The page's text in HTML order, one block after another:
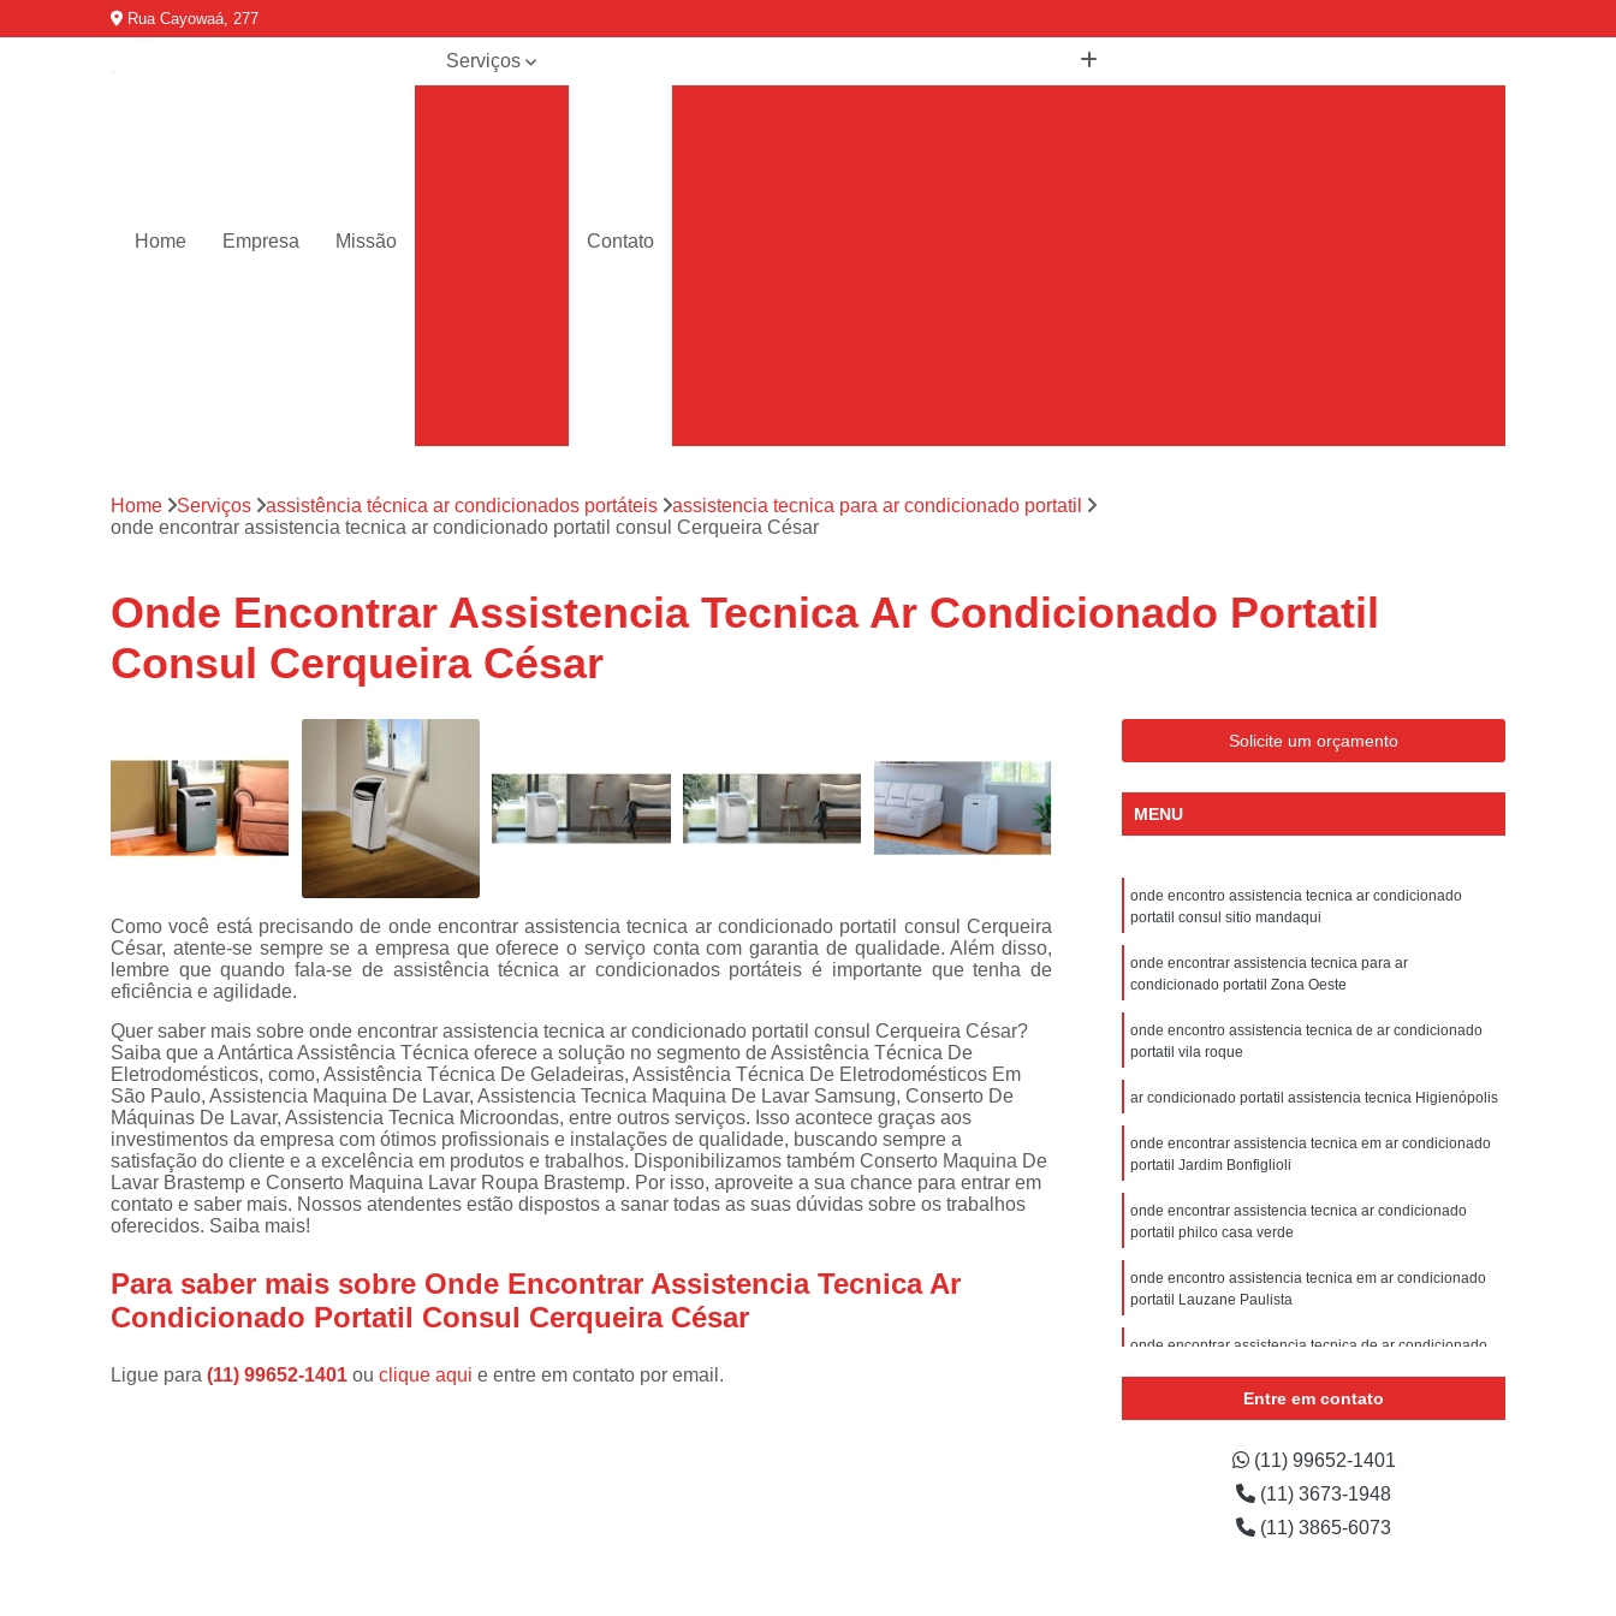
Rua Cayowaá, 277
Home Empresa Missão
Serviços
refrigeradores
técnica de
secadoras
fogão
Assistências
técnicas de
lavar
Consertos de
adega
Consertos de
expositoras
Instalação de
Instalação de
máquinas de
lavar roupa
Instalações de
lava e seca
Manutenções
de fogão
Contato
Assistencia Tecnica Ar Condicionado Portatil
Assistencia Tecnica Ar Condicionado Portatil Philco
Assistencia Tecnica de Ar Condicionado Portatil Philco
Assistencia Tecnica em Ar Condicionado Portatil
Assistencia Tecnica para Ar Condicionado Portatil
Assistencia Tecnica de Geladeira Electrolux
Assistencia Tecnica Electrolux Geladeira
Assistencia Tecnica Geladeira Electrolux
Assistencia Tecnica Resfriar Geladeira
Electrolux Assistencia Tecnica Geladeira
Electrolux Geladeira Assistencia Tecnica
Geladeira Assistencia Tecnica
Assistencia Tecnica de Refrigerador Electrolux
Assistencia Tecnica Electrolux Refrigerador
Assistencia Tecnica Refrigerador
Assistencia Tecnica Refrigerador com Defeito
Assistencia Tecnica Refrigerador com Problema
Assistencia Tecnica Refrigerador Electrolux
Assistencia Tecnica Refrigerador Não Liga
Refrigerador Assistencia Tecnica
Refrigerador Electrolux Assistencia Tecnica
Assistencia Tecnica Maquina Secadora de Roupa
Assistencia Tecnica para Secadora
Assistencia Tecnica Samsung Lavadora e Secadora
Assistencia Tecnica Secadora
Assistencia Tecnica Secadora Samsung
Assistencia Tecnica de Fogão
Assistencia Tecnica Fogão
Home Serviços assistência técnica ar condicionados portáteis
assistencia tecnica para ar condicionado portatil
onde encontrar assistencia tecnica ar condicionado portatil consul Cerqueira César
Onde Encontrar Assistencia Tecnica Ar Condicionado Portatil
Consul Cerqueira César
Como você está precisando de onde encontrar assistencia tecnica ar condicionado portatil consul Cerqueira
César, atente-se sempre se a empresa que oferece o serviço conta com garantia de qualidade. Além disso,
lembre que quando fala-se de assistência técnica ar condicionados portáteis é importante que tenha de
eficiência e agilidade.
Quer saber mais sobre onde encontrar assistencia tecnica ar condicionado portatil consul Cerqueira César?
Saiba que a Antártica Assistência Técnica oferece a solução no segmento de Assistência Técnica De
Eletrodomésticos, como, Assistência Técnica De Geladeiras, Assistência Técnica De Eletrodomésticos Em
São Paulo, Assistencia Maquina De Lavar, Assistencia Tecnica Maquina De Lavar Samsung, Conserto De
Máquinas De Lavar, Assistencia Tecnica Microondas, entre outros serviços. Isso acontece graças aos
investimentos da empresa com ótimos profissionais e instalações de qualidade, buscando sempre a
satisfação do cliente e a excelência em produtos e trabalhos. Disponibilizamos também Conserto Maquina De
Lavar Brastemp e Conserto Maquina Lavar Roupa Brastemp. Por isso, aproveite a sua chance para entrar em
contato e saber mais. Nossos atendentes estão dispostos a sanar todas as suas dúvidas sobre os trabalhos
oferecidos. Saiba mais!
Para saber mais sobre Onde Encontrar Assistencia Tecnica Ar
Condicionado Portatil Consul Cerqueira César
Ligue para (11) 99652-1401 ou clique aqui e entre em contato por email.
Solicite um orçamento
MENU
onde encontro assistencia tecnica ar condicionado
portatil consul sitio mandaqui
onde encontrar assistencia tecnica para ar
condicionado portatil Zona Oeste
onde encontro assistencia tecnica de ar condicionado
portatil vila roque
ar condicionado portatil assistencia tecnica Higienópolis
onde encontrar assistencia tecnica em ar condicionado
portatil Jardim Bonfiglioli
onde encontrar assistencia tecnica ar condicionado
portatil philco casa verde
onde encontro assistencia tecnica em ar condicionado
portatil Lauzane Paulista
onde encontrar assistencia tecnica de ar condicionado
assistencia tecnica em ar condicionado portatil peruche
Entre em contato
(11) 99652-1401
(11) 3673-1948
(11) 3865-6073